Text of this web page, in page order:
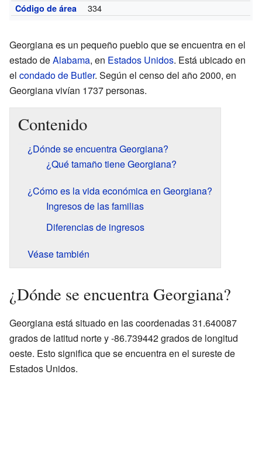
Código de área 334
Georgiana es un pequeño pueblo que se encuentra en el
estado deAlabama, en Estados Unidos. Está ubicado en
el condado de Butler. Según el censo del año 2000, en
Georgiana vivían 1737 personas.
Contenido
¿Dónde se encuentra Georgiana?
¿Qué tamaño tiene Georgiana?
¿Cómo es la vida económica en Georgiana?
Ingresos de las familias
Diferencias de ingresos
Véase también
¿Dónde se encuentra Georgiana?
Georgiana está situado en las coordenadas 31.640087
grados de latitud norte y -86.739442 grados de longitud
oeste. Esto significa que se encuentra en el sureste de
Estados Unidos.